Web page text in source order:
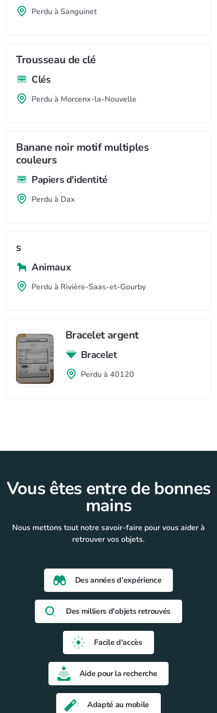
Perdu à Sanguinet
Trousseau de clé
Clés
Perdu à Morcenx-la-Nouvelle
Banane noir motif multiples
couleurs
Papiers d'identité
Perdu à Dax
s
Animaux
Perdu à Rivière-Saas-et-Gourby
Bracelet argent
Bracelet
Perdu à 40120
Vous êtes entre de bonnes
mains
Nous mettons tout notre savoir-faire pour vous aider à
retrouver vos objets.
Des années d'expérience
Des milliers d'objets retrouvés
Facile d'accès
Aide pour la recherche
Adapté au mobile